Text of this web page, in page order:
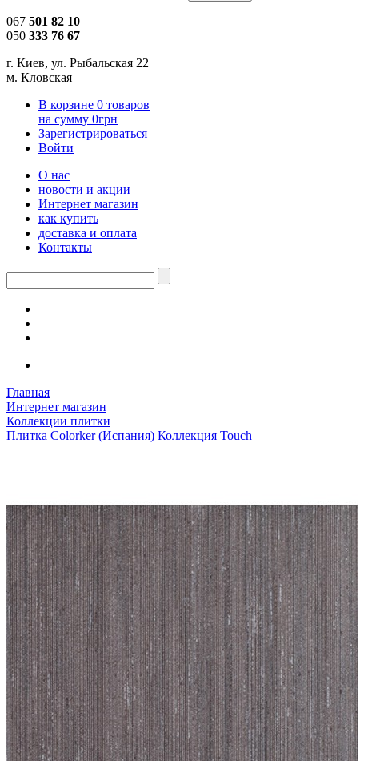
067 501 82 10
050 333 76 67
г. Киев, ул. Рыбальская 22
м. Кловская
В корзине 0 товаров
на сумму 0грн
Зарегистрироваться
Войти
О нас
новости и акции
Интернет магазин
как купить
доставка и оплата
Контакты
Главная
Интернет магазин
Коллекции плитки
Плитка Colorker (Испания) Коллекция Touch